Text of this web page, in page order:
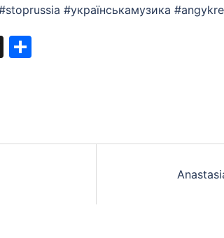
#українськамузика
Threads